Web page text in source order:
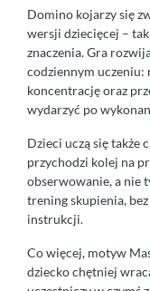
Domino kojarzy się
wersji dziecięcej –
znaczenia. Gra
codziennym uczeniu:
koncentrację oraz
wydarzyć po
Dzieci uczą się także
przychodzi kolej na
obserwowanie, a nie
trening skupienia,
instrukcji.
Co więcej, motyw
dziecko chętniej